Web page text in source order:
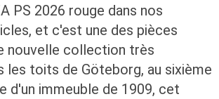
PS 2026 rouge dans nos
et c'est une des pièces
nouvelle collection très
les toits de Göteborg, au sixième
d'un immeuble de 1909, cet